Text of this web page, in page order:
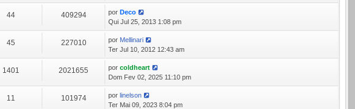
44 409294 porDeco
Qui Jul 25, 2013 1:08 pm
45 227010 por Mellinari
Ter Jul 10, 2012 12:43 am
1401 2021655 porcoldheart
Dom Fev 02, 2025 11:10 pm
11 101974 porlinelson
Ter Mai 09, 2023 8:04 pm